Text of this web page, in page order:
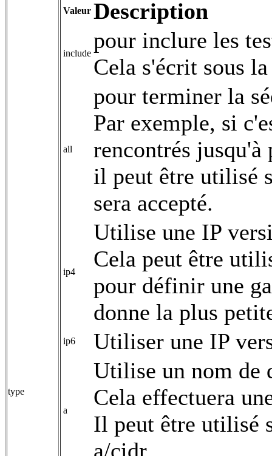
type
Valeur Description
include
pour inclure les
Cela s'écrit sous
all
pour terminer la
Par exemple, si
rencontrés
il peut être utilisé
sera accepté.
ip4
Utilise une IP
Cela peut être
pour définir une
donne la plus
ip6 Utiliser une IP
a
Utilise un nom de
Cela effectuera
Il peut être utilisé
a/cidr.